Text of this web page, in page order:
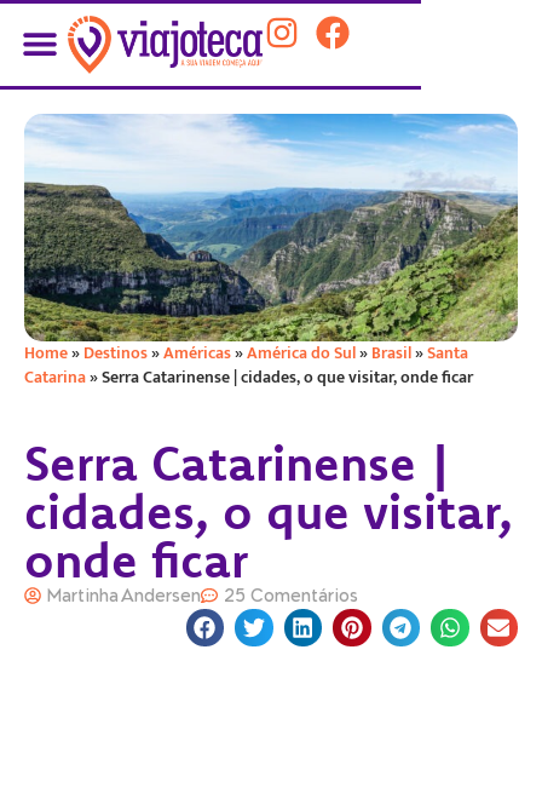
Home»Destinos»Américas»América do Sul»Brasil»Santa
Catarina»Serra Catarinense | cidades, o que visitar, onde ficar
Serra Catarinense |
cidades, o que visitar,
onde ficar
Martinha Andersen 25 Comentários